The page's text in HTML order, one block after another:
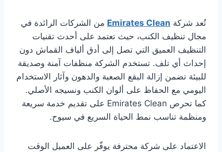
تُعد شركة Emirates Clean من الشركات الرائدة في
مجال تنظيف الكنب، حيث تعتمد على أحدث تقنيات
التنظيف العميق التي تصل إلى أدق ألياف القماش دون
إحداث أي تلف. تستخدم الشركة منظفات آمنة وصديقة
للبيئة تضمن إزالة البقع الصعبة والدهون وآثار الاستخدام
اليومي مع الحفاظ على ألوان الكنب ونسيجه الأصلي.
كما تحرص Emirates Clean على تقديم خدمة سريعة
ومنظمة تناسب نمط الحياة السريع في سيوح.
الاعتماد على شركة محترفة يوفّر على العميل الوقت